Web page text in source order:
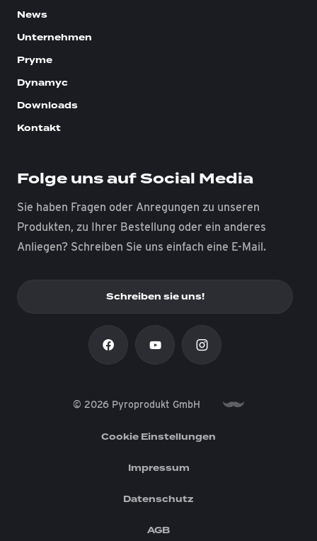
News
Unternehmen
Pryme
Dynamyc
Downloads
Kontakt
Folge uns auf Social Media
Sie haben Fragen oder Anregungen zu unseren
Produkten, zu Ihrer Bestellung oder ein anderes
Anliegen? Schreiben Sie uns einfach eine E-Mail.
Schreiben sie uns!
© 2026 Pyroprodukt GmbH
Cookie Einstellungen
Impressum
Datenschutz
AGB